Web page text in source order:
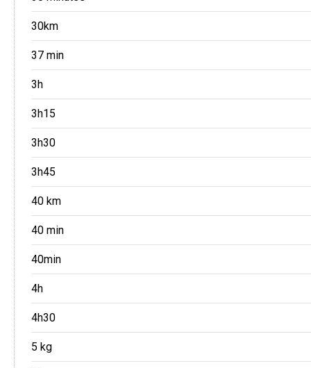
30km
37 min
3h
3h15
3h30
3h45
40 km
40 min
40min
4h
4h30
5 kg